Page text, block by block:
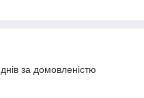
за домовленістю